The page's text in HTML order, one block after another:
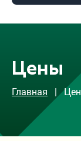
Цены
Врачи
Акции
О клинике
Цены
Главная |